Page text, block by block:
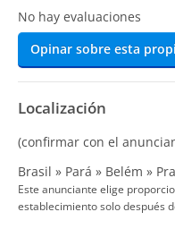
No hay evaluaciones
Opinar sobre esta
Localización
(confirmar con el
Brasil » Pará » Belém »
Este anunciante elige
establecimiento solo después